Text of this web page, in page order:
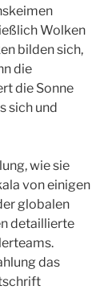
Wolken
bilden sich,
die
die Sonne
sich und
wie sie
von einigen
globalen
detaillierte
das